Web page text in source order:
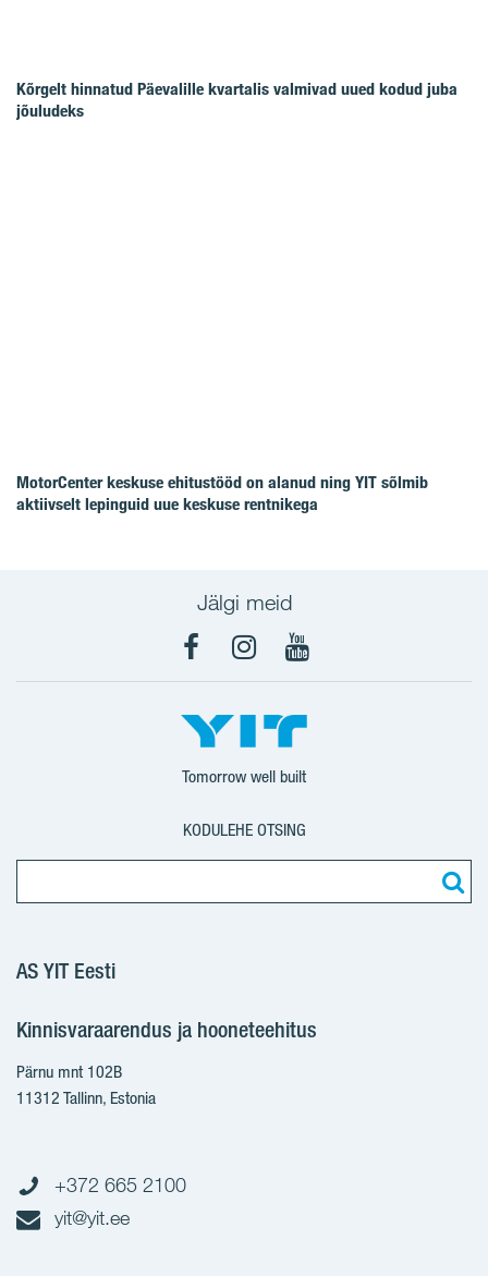
Kõrgelt hinnatud Päevalille kvartalis valmivad uued kodud juba
jõuludeks
MotorCenter keskuse ehitustööd on alanud ning YIT sõlmib
aktiivselt lepinguid uue keskuse rentnikega
Jälgi meid
FacebookInstagram
YouTube
Tomorrow well built
KODULEHE OTSING
AS YIT Eesti
Kinnisvaraarendus ja hooneteehitus
Pärnu mnt 102B
11312 Tallinn, Estonia
+372 665 2100
yit@yit.ee